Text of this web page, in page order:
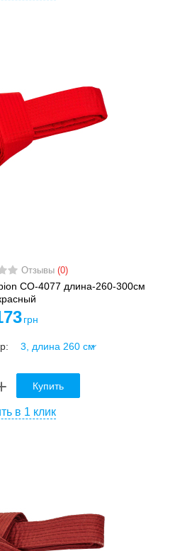
Отзывы (0)
CO-4077 длина-260-300см
грн
Купить
в 1 клик